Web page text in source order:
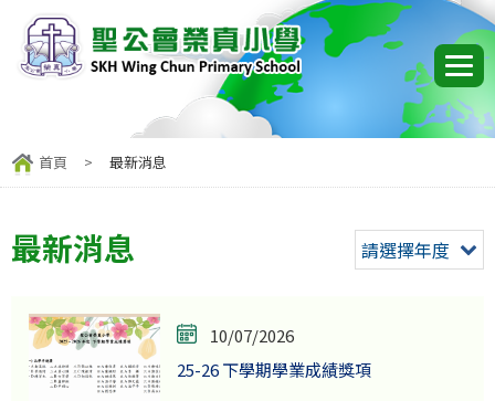
首頁 > 最新消息
最新消息 請選擇年度
10/07/2026
25-26 下學期學業成績獎項